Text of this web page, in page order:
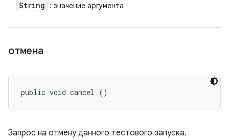
String : значение аргумента
отмена
public void cancel ()
Запрос на отмену данного тестового запуска.